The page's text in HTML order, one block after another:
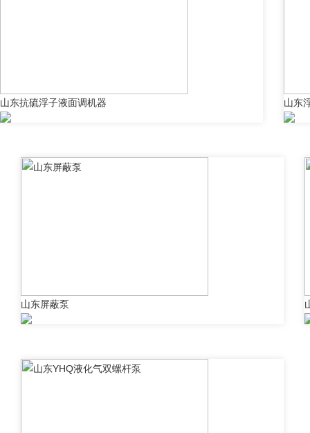
山东抗硫浮子液面调机器 山东
山东屏蔽泵